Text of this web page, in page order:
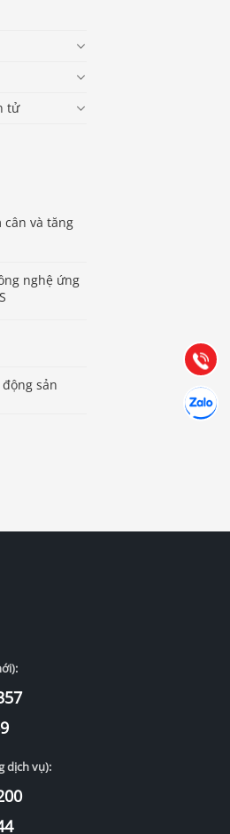
tử
cân và tăng
nghệ ứng
sản
dịch vụ):
Gọi cho
(028) 22.166.144
Chát